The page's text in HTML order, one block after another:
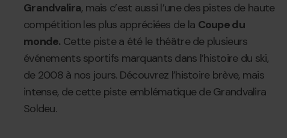
Grandvalira, mais c’est aussi l’une des pistes de haute
compétition les plus appréciées de la Coupe du
monde. Cette piste a été le théâtre de plusieurs
événements sportifs marquants dans l’histoire du ski,
de 2008 à nos jours. Découvrez l’histoire brève, mais
intense, de cette piste emblématique de Grandvalira
Soldeu.